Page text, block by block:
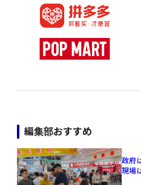
編集部おすすめ
政府
現場